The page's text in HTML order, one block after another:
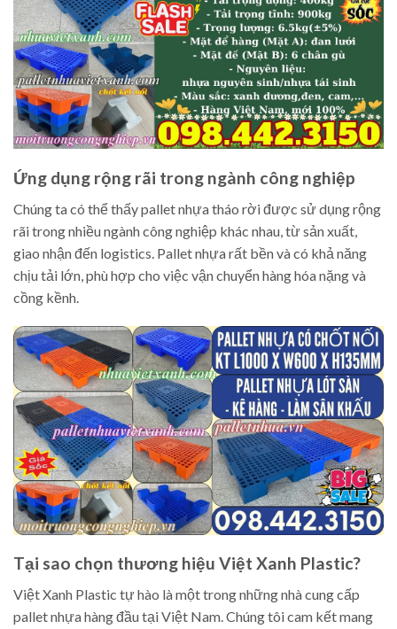
Ứng dụng rộng rãi trong ngành công nghiệp
Chúng ta có thể thấy pallet nhựa tháo rời được sử dụng rộng
rãi trong nhiều ngành công nghiệp khác nhau, từ sản xuất,
giao nhận đến logistics. Pallet nhựa rất bền và có khả năng
chịu tải lớn, phù hợp cho việc vận chuyển hàng hóa nặng và
cồng kềnh.
Tại sao chọn thương hiệu Việt Xanh Plastic?
Việt Xanh Plastic tự hào là một trong những nhà cung cấp
pallet nhựa hàng đầu tại Việt Nam. Chúng tôi cam kết mang